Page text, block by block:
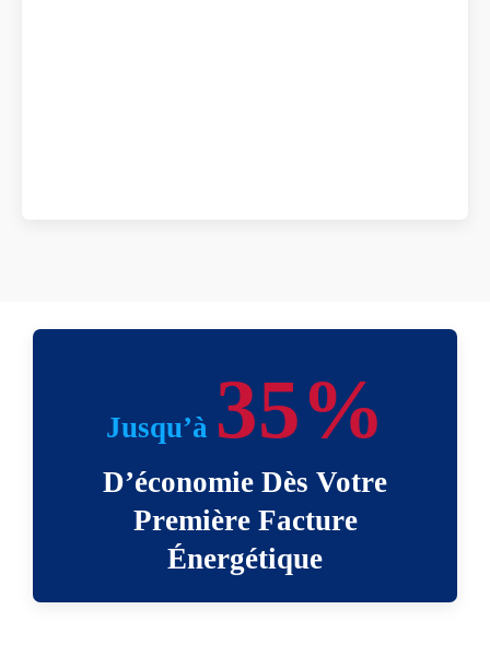
Jusqu’à 35%
D’économie Dès Votre
Première Facture
Énergétique